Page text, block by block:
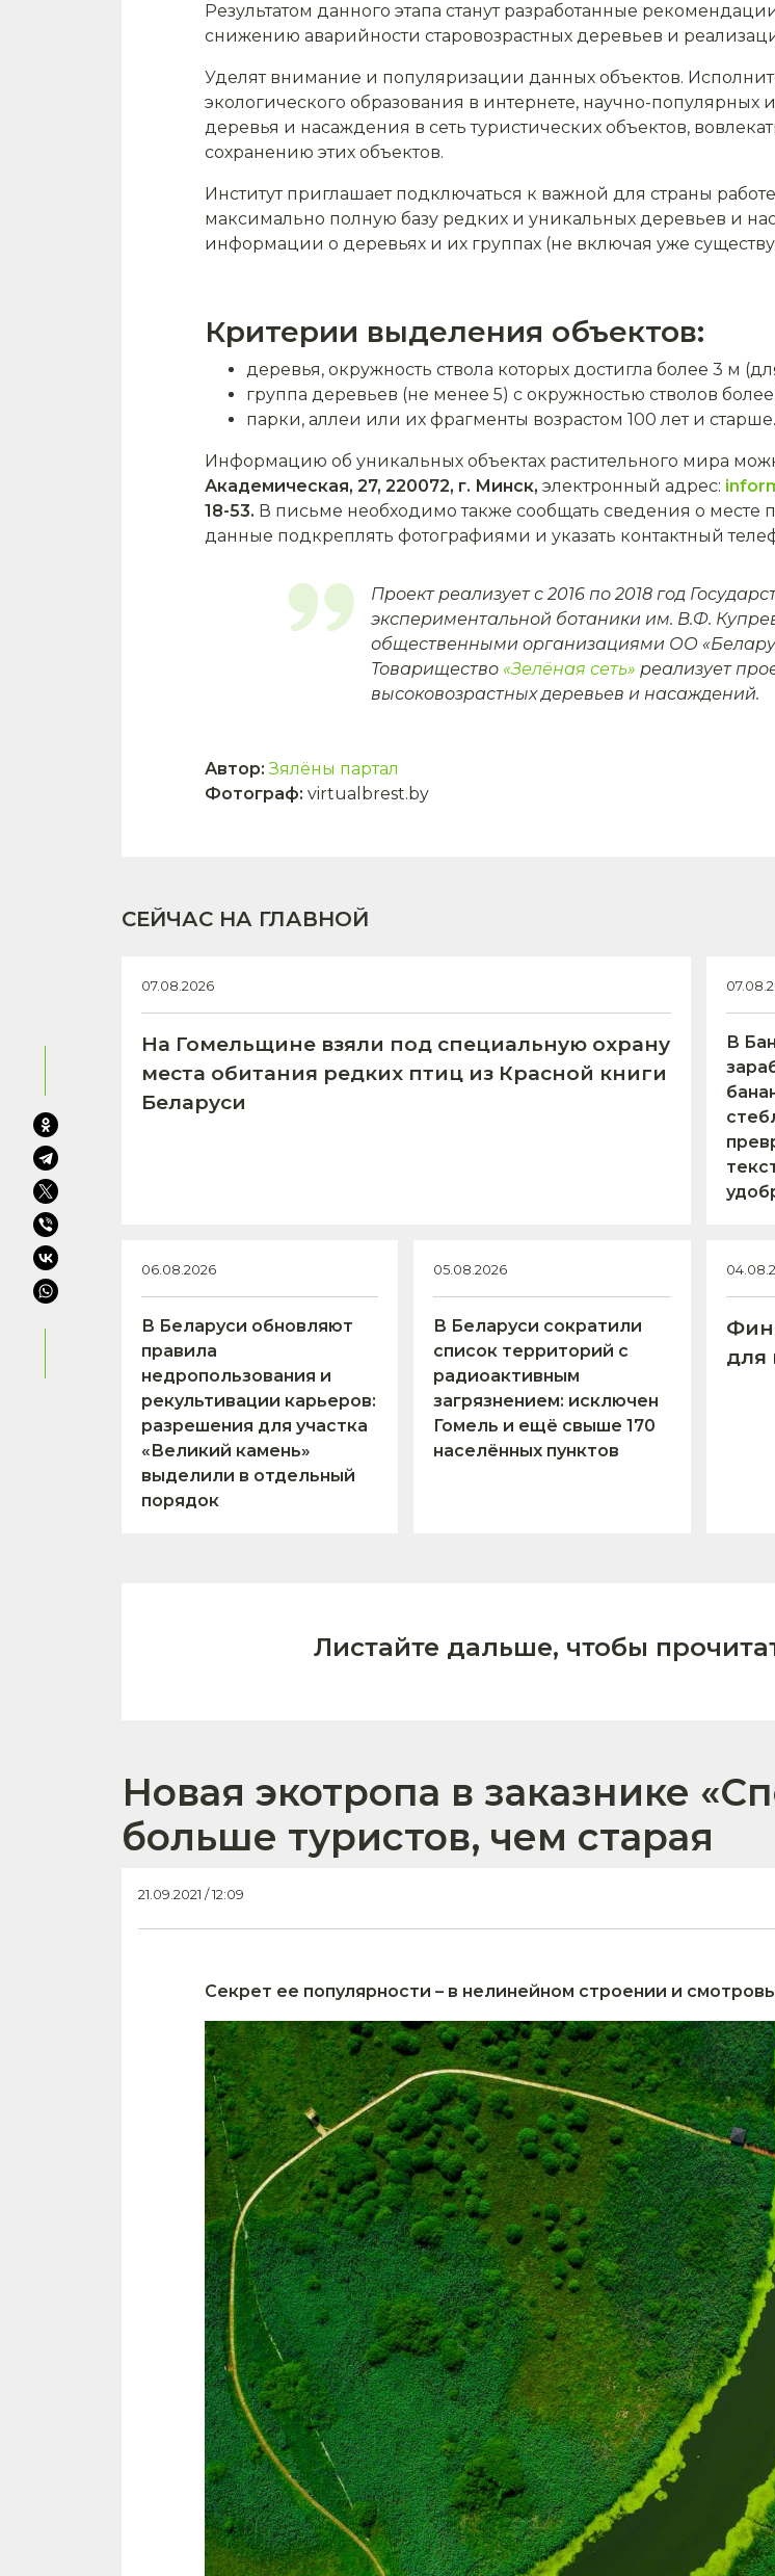
Результатом данного этапа станут разработанные
снижению аварийности старовозрастных деревьев и
Уделят внимание и популяризации данных объектов.
экологического образования в интернете, научно-
деревья и насаждения в сеть туристических объектов,
сохранению этих объектов.
Институт приглашает подключаться к важной для страны
максимально полную базу редких и уникальных деревьев и
информации о деревьях и их группах (не включая уже
Критерии выделения объектов:
деревья, окружность ствола которых достигла более 3 м
группа деревьев (не менее 5) с окружностью стволов более
парки, аллеи или их фрагменты возрастом 100 лет и старше.
Информацию об уникальных объектах растительного мира
Академическая, 27, 220072, г. Минск, электронный адрес:
18-53. В письме необходимо также сообщать сведения о месте
данные подкреплять фотографиями и указать контактный
Проект реализует с 2016 по 2018 год
экспериментальной ботаники им. В.Ф.
общественными организациями ОО
Товарищество «Зелёная сеть» реализует
высоковозрастных деревьев и насаждений.
Автор: Зялёны партал
Фотограф: virtualbrest.by
СЕЙЧАС НА ГЛАВНОЙ
07.08.2026
На Гомельщине взяли под специальную охрану
места обитания редких птиц из Красной книги
Беларуси
В
06.08.2026
В Беларуси обновляют
правила
недропользования и
рекультивации карьеров:
разрешения для участка
«Великий камень»
выделили в отдельный
порядок
05.08.2026
В Беларуси сократили
список территорий с
радиоактивным
загрязнением: исключен
Гомель и ещё свыше 170
населённых пунктов
для
Листайте дальше, чтобы
Новая экотропа в заказнике
больше туристов, чем старая
21.09.2021 / 12:09
Секрет ее популярности – в нелинейном строении и